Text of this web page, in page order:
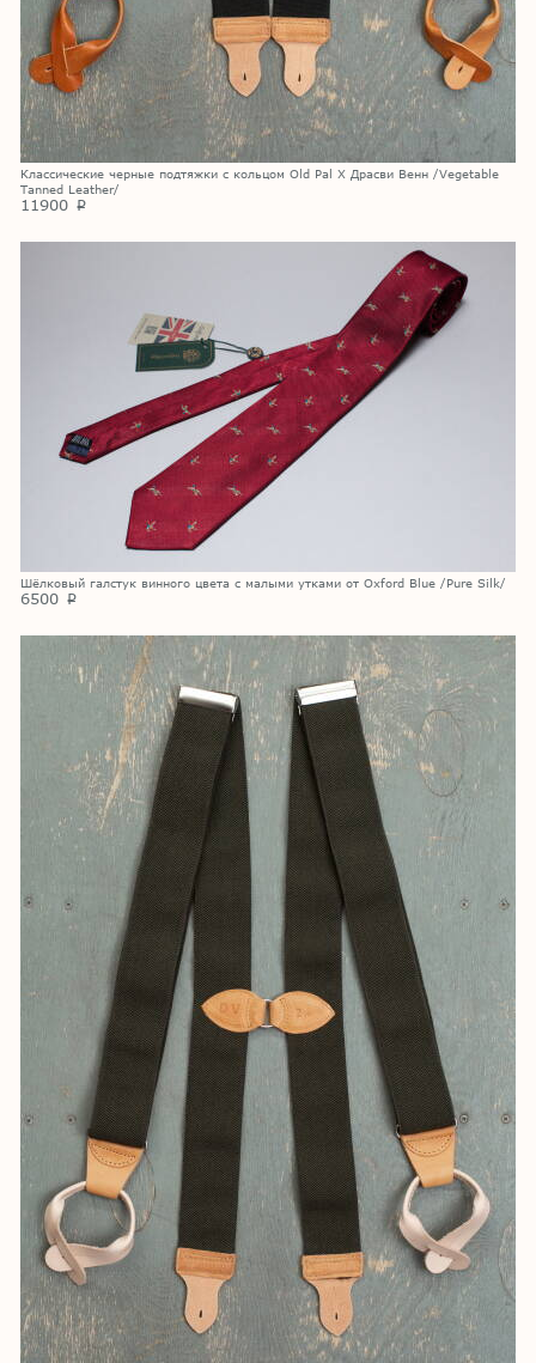
Классические черные подтяжки с кольцом Old Pal X Драсви Венн /Vegetable
Tanned Leather/
11900 p
Шёлковый галстук винного цвета с малыми утками от Oxford Blue /Pure Silk/
6500 p